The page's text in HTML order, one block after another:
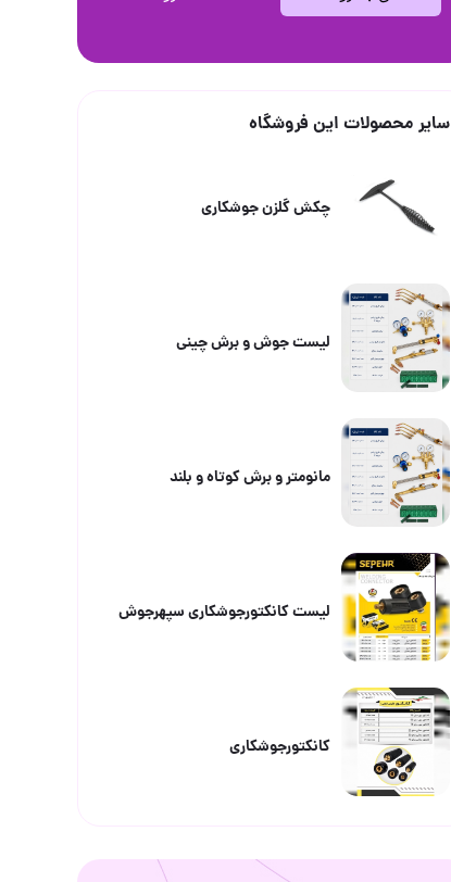
سایر محصولات این فروشگاه
چکش گلزن جوشکاری
لیست جوش و برش چینی
مانومتر و برش کوتاه و بلند
لیست کانکتورجوشکاری سپهرجوش
کانکتورجوشکاری